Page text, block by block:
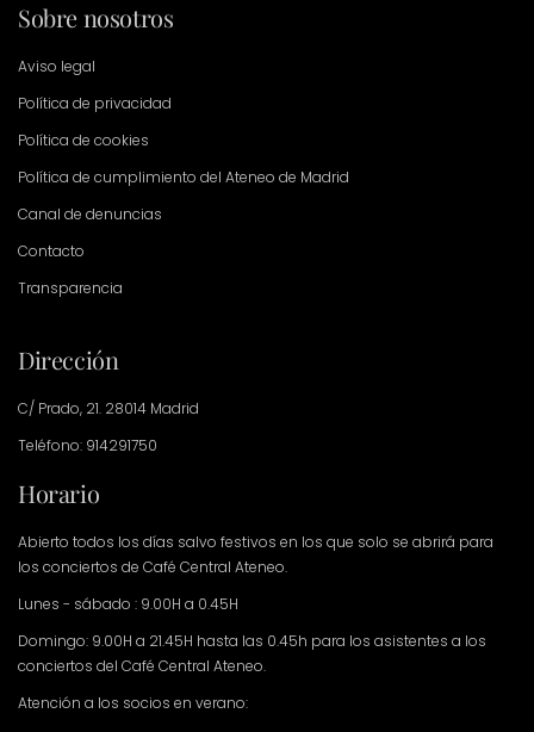
Sobre nosotros
Aviso legal
Política de privacidad
Política de cookies
Política de cumplimiento del Ateneo de Madrid
Canal de denuncias
Contacto
Transparencia
Dirección
C/ Prado, 21. 28014 Madrid
Teléfono: 914291750
Horario
Abierto todos los días salvo festivos en los que solo se abrirá para
los conciertos de Café Central Ateneo.
Lunes - sábado : 9.00H a 0.45H
Domingo: 9.00H a 21.45H hasta las 0.45h para los asistentes a los
conciertos del Café Central Ateneo.
Atención a los socios en verano: